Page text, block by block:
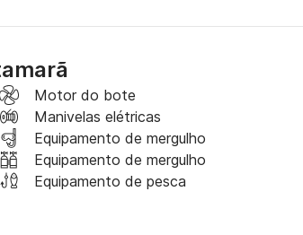
Motor do bote
Manivelas elétricas
Equipamento de mergulho
Equipamento de mergulho
Equipamento de pesca